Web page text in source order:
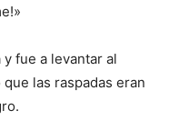
fue a levantar al
las raspadas eran